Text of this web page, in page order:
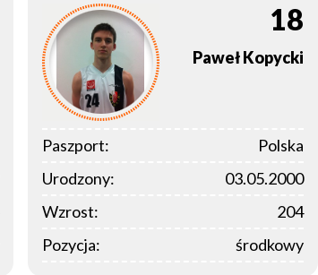
18
PawełKopycki
Paszport:
Polska
Urodzony:
03.05.2000
Wzrost:
204
Pozycja:
środkowy